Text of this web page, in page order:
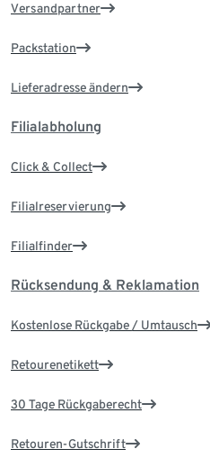
Versandpartner
Packstation
Lieferadresse ändern
Filialabholung
Click & Collect
Filialreservierung
Filialfinder
Rücksendung & Reklamation
Kostenlose Rückgabe / Umtausch
Retourenetikett
30 Tage Rückgaberecht
Retouren-Gutschrift